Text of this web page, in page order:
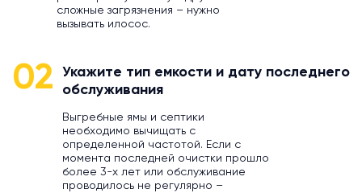
сложные загрязнения – нужно
вызывать илосос.
02
Укажите тип емкости и дату последнего
обслуживания
Выгребные ямы и септики
необходимо вычищать с
определенной частотой. Если с
момента последней очистки прошло
более 3-х лет или обслуживание
проводилось не регулярно –